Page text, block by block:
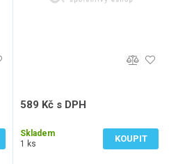
589 Kč s DPH
Skladem
1 ks
KOUPIT